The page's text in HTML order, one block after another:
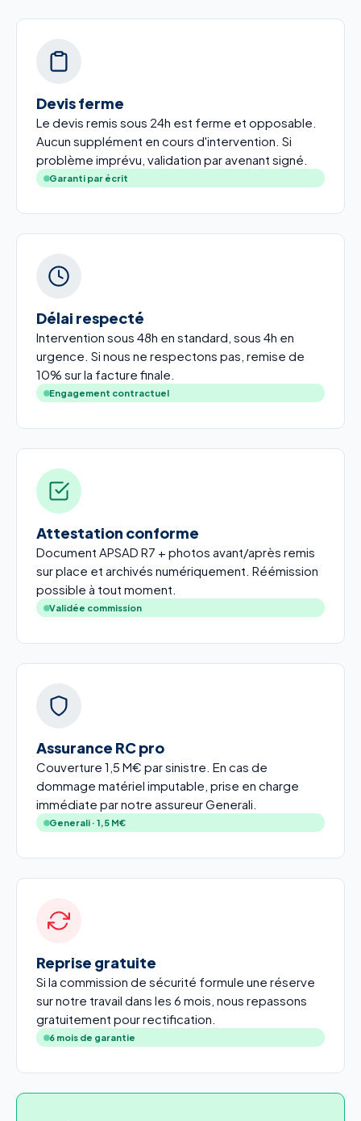
Devis ferme
Le devis remis sous 24h est ferme et opposable.
Aucun supplément en cours d'intervention. Si
problème imprévu, validation par avenant signé.
Garanti par écrit
Délai respecté
Intervention sous 48h en standard, sous 4h en
urgence. Si nous ne respectons pas, remise de
10% sur la facture finale.
Engagement contractuel
Attestation conforme
Document APSAD R7 + photos avant/après remis
sur place et archivés numériquement. Réémission
possible à tout moment.
Validée commission
Assurance RC pro
Couverture 1,5 M€ par sinistre. En cas de
dommage matériel imputable, prise en charge
immédiate par notre assureur Generali.
Generali · 1,5 M€
Reprise gratuite
Si la commission de sécurité formule une réserve
sur notre travail dans les 6 mois, nous repassons
gratuitement pour rectification.
6 mois de garantie